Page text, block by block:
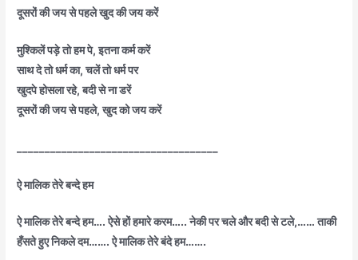
दूसरों की जय से पहले खुद की जय करें
मुश्किलें पड़े तो हम पे, इतना कर्म करें
साथ दे तो धर्म का, चलें तो धर्म पर
खुदपे होसला रहे, बदी से ना डरें
दूसरों की जय से पहले, खुद को जय करें
ऐ मालिक तेरे बन्दे हम
ऐ मालिक तेरे बन्दे हम…. ऐसे हों हमारे करम….. नेकी पर चले और बदी से टले,…… ताकी
हँसते हुए निकले दम……. ऐ मालिक तेरे बंदे हम…….